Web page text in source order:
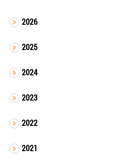
2026
2025
2024
2023
2022
2021